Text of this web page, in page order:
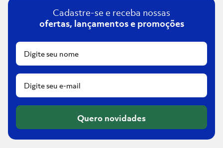
Cadastre-se e receba nossas
ofertas, lançamentos e promoções
Quero novidades